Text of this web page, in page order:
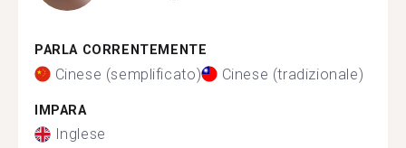
PARLA CORRENTEMENTE
Cinese (semplificato) Cinese (tradizionale)
IMPARA
Inglese